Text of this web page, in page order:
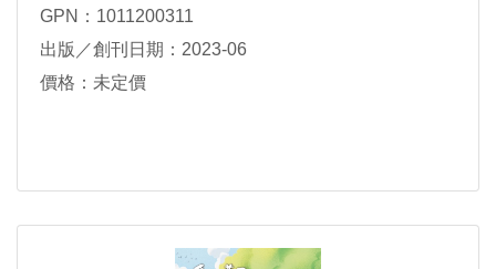
GPN：1011200311
出版／創刊日期：2023-06
價格：未定價